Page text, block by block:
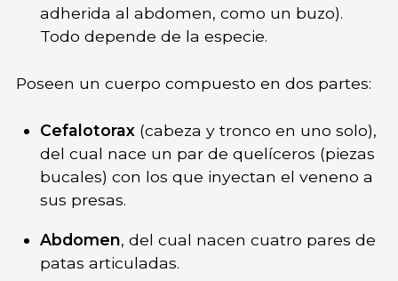
adherida al abdomen, como un buzo).
Todo depende de la especie.
Poseen un cuerpo compuesto en dos partes:
Cefalotorax(cabeza y tronco en uno solo),
del cual nace un par de quelíceros (piezas
bucales) con los que inyectan el veneno a
sus presas.
Abdomen, del cual nacen cuatro pares de
patas articuladas.